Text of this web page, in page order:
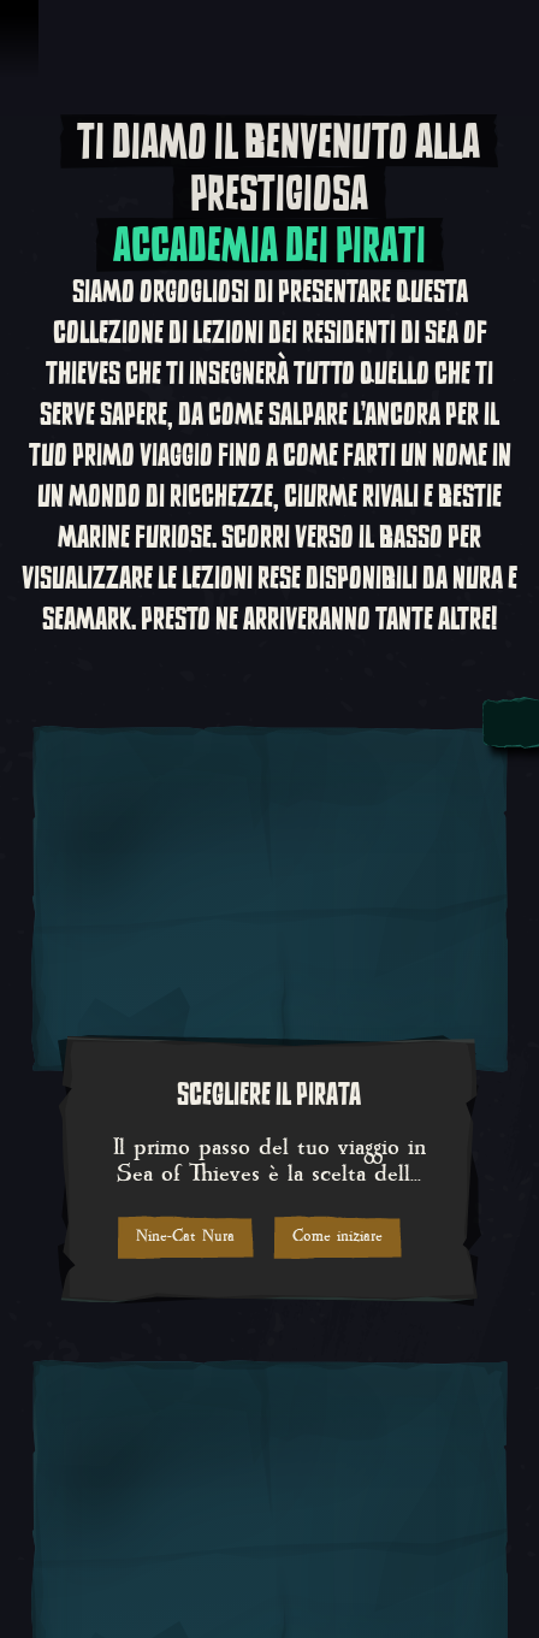
Ti diamo il
TI DIAMO IL BENVENUTO ALLA
PRESTIGIOSA
ACCADEMIA DEI PIRATI
SIAMO ORGOGLIOSI DI PRESENTARE QUESTA
COLLEZIONE DI LEZIONI DEI RESIDENTI DI SEA OF
THIEVES CHE TI INSEGNERÀ TUTTO QUELLO CHE TI
SERVE SAPERE, DA COME SALPARE L'ANCORA PER IL
TUO PRIMO VIAGGIO FINO A COME FARTI UN NOME IN
UN MONDO DI RICCHEZZE, CIURME RIVALI E BESTIE
MARINE FURIOSE. SCORRI VERSO IL BASSO PER
VISUALIZZARE LE LEZIONI RESE DISPONIBILI DA NURA E
SEAMARK. PRESTO NE ARRIVERANNO TANTE ALTRE!
SCEGLIERE IL PIRATA
Il primo passo del tuo viaggio in
Sea of Thieves è la scelta dell...
Il primo passo del tuo viaggio
Nine-Cat Nura Come iniziare